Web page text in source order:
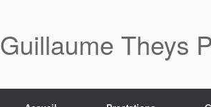
Guillaume Theys